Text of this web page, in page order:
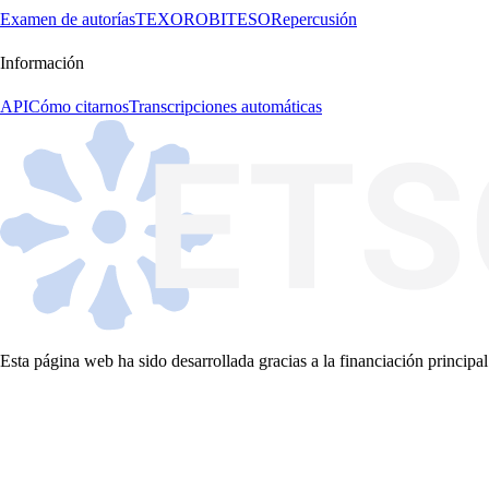
Examen de autoríasTEXOROBITESORepercusión
Información
APICómo citarnosTranscripciones automáticas
Esta página web ha sido desarrollada gracias a la financiación